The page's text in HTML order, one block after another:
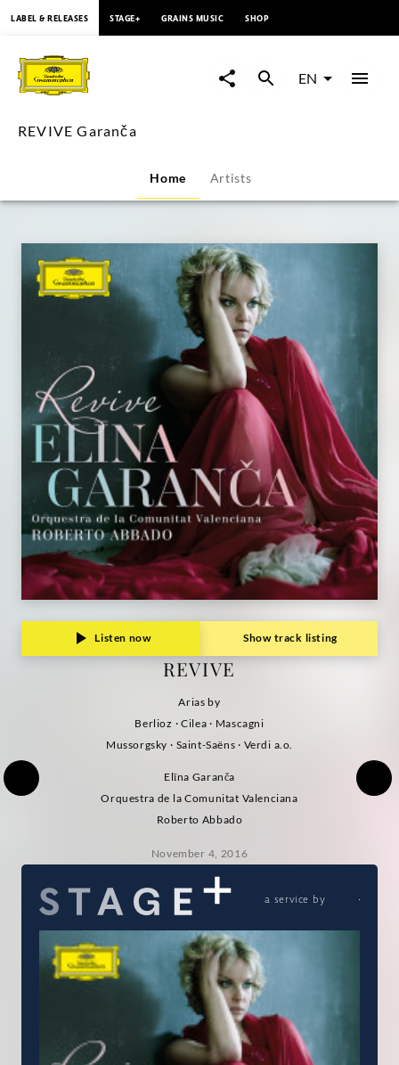
REVIVE
Garanča
Grammophon
LABEL & RELEASES STAGE+ GRAINS MUSIC SHOP
EN
REVIVE Garanča
Home Artists
Listen now Show track listing
REVIVE
Arias by
Berlioz · Cilea · Mascagni
Mussorgsky · Saint-Saëns · Verdi a.o.
Elīna Garanča
Orquestra de la Comunitat Valenciana
Roberto Abbado
November 4, 2016
a service by